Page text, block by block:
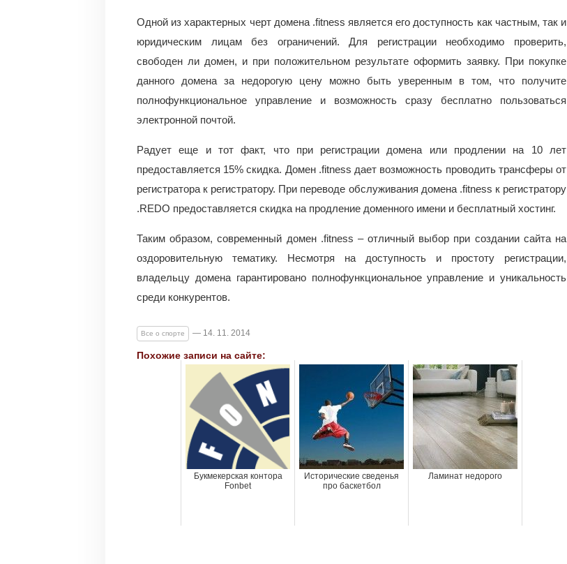
Одной из характерных черт домена .fitness является его доступность как частным, так и
юридическим лицам без ограничений. Для регистрации необходимо проверить,
свободен ли домен, и при положительном результате оформить заявку. При покупке
данного домена за недорогую цену можно быть уверенным в том, что получите
полнофункциональное управление и возможность сразу бесплатно пользоваться
электронной почтой.
Радует еще и тот факт, что при регистрации домена или продлении на 10 лет
предоставляется 15% скидка. Домен .fitness дает возможность проводить трансферы от
регистратора к регистратору. При переводе обслуживания домена .fitness к регистратору
.REDO предоставляется скидка на продление доменного имени и бесплатный хостинг.
Таким образом, современный домен .fitness – отличный выбор при создании сайта на
оздоровительную тематику. Несмотря на доступность и простоту регистрации,
владельцу домена гарантировано полнофункциональное управление и уникальность
среди конкурентов.
Все о спорте — 14. 11. 2014
Похожие записи на сайте:
Букмекерская контора
Fonbet
Исторические сведенья
про баскетбол
Ламинат недорого